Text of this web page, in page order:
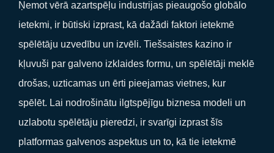
Ņemot vērā azartspēļu industrijas pieaugošo globālo
ietekmi, ir būtiski izprast, kā dažādi faktori ietekmē
spēlētāju uzvedību un izvēli. Tiešsaistes kazino ir
kļuvuši par galveno izklaides formu, un spēlētāji meklē
drošas, uzticamas un ērti pieejamas vietnes, kur
spēlēt. Lai nodrošinātu ilgtspējīgu biznesa modeli un
uzlabotu spēlētāju pieredzi, ir svarīgi izprast šīs
platformas galvenos aspektus un to, kā tie ietekmē